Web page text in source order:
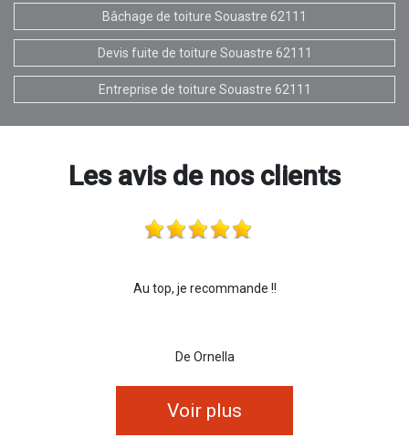
Bâchage de toiture Souastre 62111
Devis fuite de toiture Souastre 62111
Entreprise de toiture Souastre 62111
Les avis de nos clients
Au top, je recommande !!
De Ornella
Voir plus